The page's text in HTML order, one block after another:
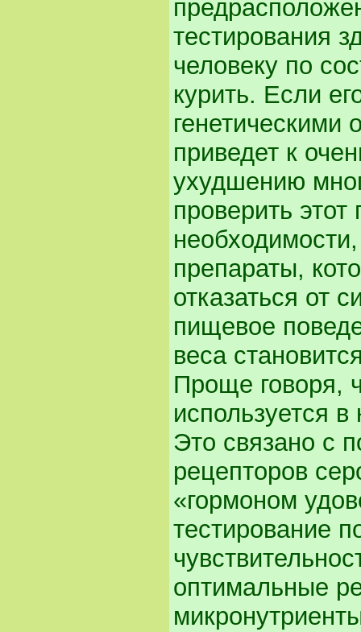
тестирования
человеку по
курить. Если
генетическими
приведет к
ухудшению
проверить
препараты,
отказаться от
пищевое
веса
Проще говоря,
используется в
Это связано с
рецепторов
«гормоном
тестирование
оптимальные